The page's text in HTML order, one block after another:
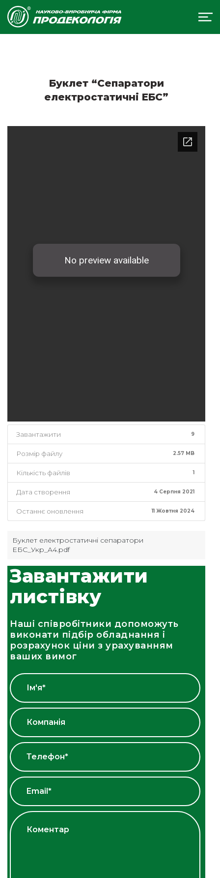
Буклет “Сепаратори
електростатичні ЕБС”
Завантажити 9
Розмір файлу 2.57 MB
Кількість файлів 1
Дата створення 4 Серпня 2021
Останнє оновлення 11 Жовтня 2024
Буклет електростатичні сепаратори
ЕБС_Укр_A4.pdf
Завантажити
листівку
Наші співробітники допоможуть
виконати підбір обладнання і
розрахунок ціни з урахуванням
ваших вимог